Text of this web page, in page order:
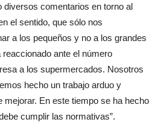
diversos comentarios en torno al
el sentido, que sólo nos
a los pequeños y no a los grandes
ante el número
a los supermercados. Nosotros
hecho un trabajo arduo y
mejorar. En este tiempo se ha hecho
cumplir las normativas”.